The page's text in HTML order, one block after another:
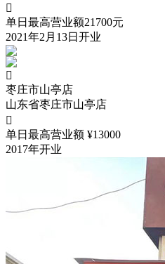

单日最高营业额21700元
2021年2月13日开业

枣庄市山亭店
山东省枣庄市山亭店

单日最高营业额 ¥13000
2017年开业